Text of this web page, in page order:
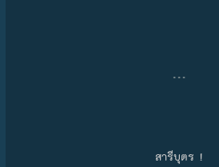
…
สารีบุตร !